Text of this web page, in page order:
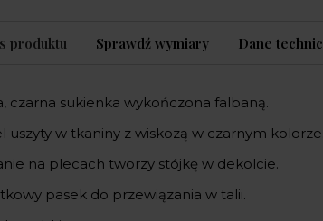
produktu Sprawdź wymiary Dane
czarna sukienka wykończona falbaną.
uszyty w tkaniny z wiskozą w czarnym kolorze.
na plecach tworzy stójkę w dekolcie.
pasek do przewiązania w talii.